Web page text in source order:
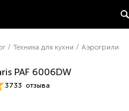
/ Техника для кухни / Аэрогрили
PAF 6006DW
3733 отзыва